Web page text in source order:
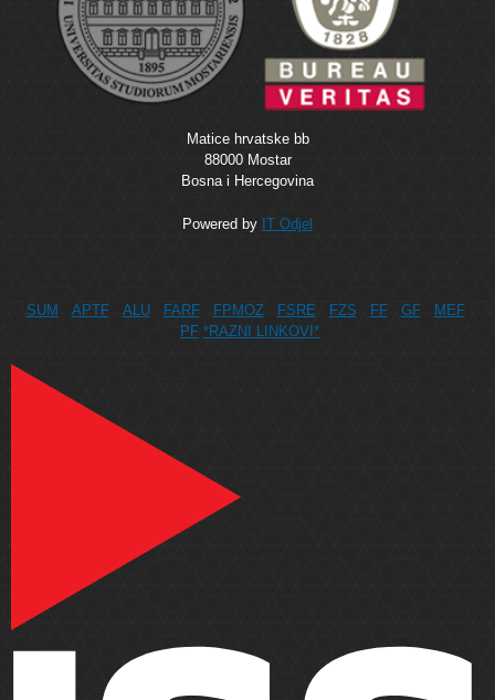
Matice hrvatske bb
88000 Mostar
Bosna i Hercegovina
Powered by IT Odjel
SUM APTF ALU FARF FPMOZ FSRE FZS FF GF
MEF
PF *RAZNI LINKOVI*